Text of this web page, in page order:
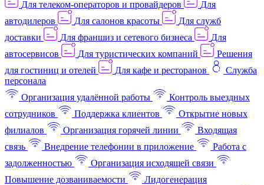
Для телеком-операторов и провайдеров
Для
автодилеров
Для салонов красоты
Для служб
доставки
Для франшиз и сетевого бизнеса
Для
автосервисов
Для туристических компаний
Решения
для гостиниц и отелей
Для кафе и ресторанов
Служба
персонала
Организация удалённой работы
Контроль выездных
сотрудников
Поддержка клиентов
Открытие новых
филиалов
Организация горячей линии
Входящая
связь
Внедрение телефонии в приложение
Работа с
задолженностью
Организация исходящей связи
Повышение дозваниваемости
Лидогенерация